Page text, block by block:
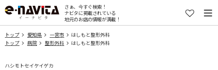
さぁ、今すぐ検索！
ナビタに掲載されている
地元のお店の情報が満載！
トップ 愛知県 一宮市
はしもと整形外科
トップ
病院 整形外科 はしもと整形外科
ハシモトセイケイゲカ